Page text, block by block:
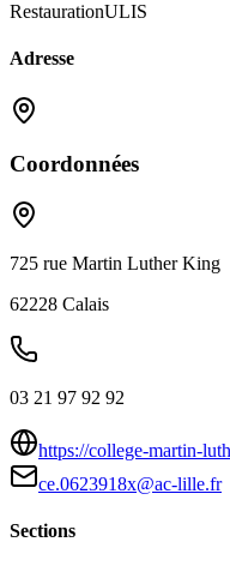
RestaurationULIS
Adresse
Coordonnées
725 rue Martin Luther King
62228 Calais
03 21 97 92 92
https://college-martin-
ce.0623918x@ac-lille.fr
Sections